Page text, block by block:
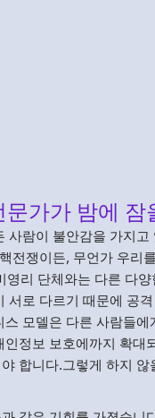
문가가 밤에
사람이 불안감을 가지
전쟁이든, 무언가 우리
영리 단체와는 다른 다
서로 다르기 때문에 공
스 모델은 다른 사람들
인정보 보호에까지 확
합니다.그렇게 하지